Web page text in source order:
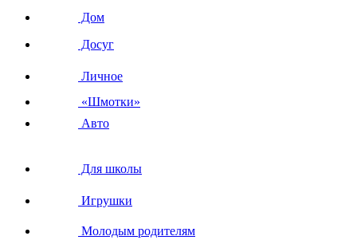
Дом
Досуг
Личное
«Шмотки»
Авто
Для школы
Игрушки
Молодым родителям